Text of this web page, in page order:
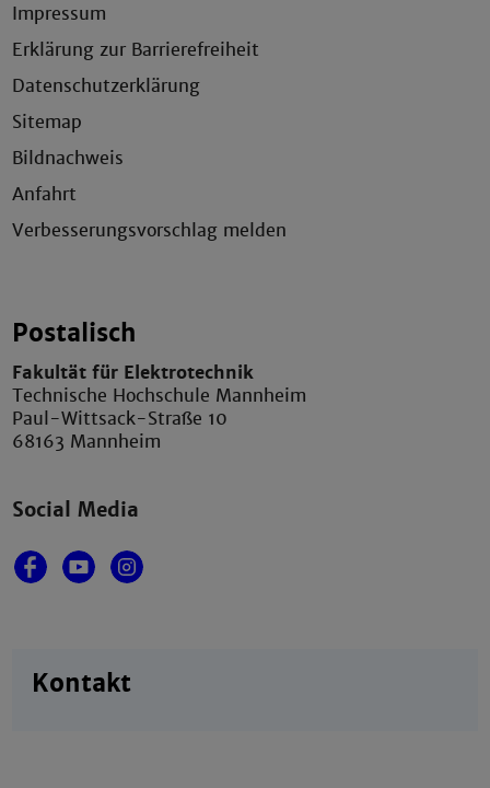
Impressum
Erklärung zur Barrierefreiheit
Datenschutzerklärung
Sitemap
Bildnachweis
Anfahrt
Verbesserungsvorschlag melden
Postalisch
Fakultät für Elektrotechnik
Technische Hochschule Mannheim
Paul-Wittsack-Straße 10
68163 Mannheim
Social Media
Kontakt